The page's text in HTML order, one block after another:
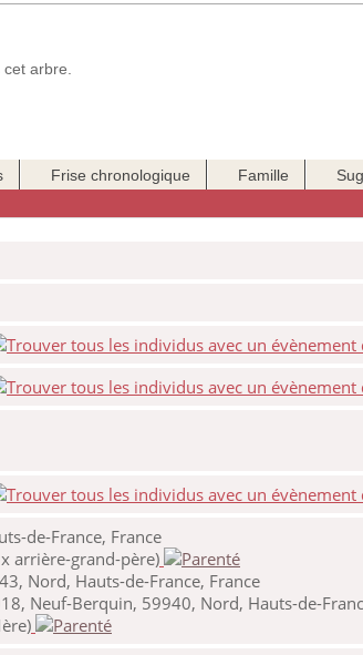
arbre.
Frise chronologique Famille
de-France, France
arrière-grand-père)
Nord, Hauts-de-France, France
Neuf-Berquin, 59940, Nord, Hauts-de-